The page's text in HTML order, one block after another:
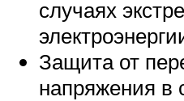
случаях
Защита от
напряжения в